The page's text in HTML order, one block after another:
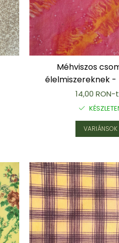
Méhviszos
élelmiszereknek -
14,00 RON-
VARIÁNSOK